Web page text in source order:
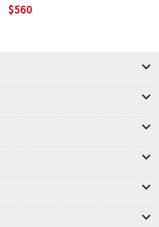
伽等之觀修法門，而這也是本
實地透過觀修得到空性的了
大圓滿如幻休息論》，有利於
大實修。
$560